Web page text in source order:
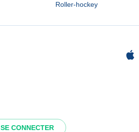
SE CONNECTER
Roller-hockey